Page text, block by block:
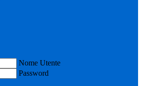
Nome Utente
Password